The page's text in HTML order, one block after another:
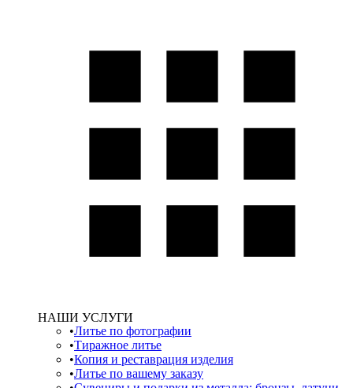
НАШИ УСЛУГИ
Литье по фотографии
Тиражное литье
Копия и реставрация изделия
Литье по вашему заказу